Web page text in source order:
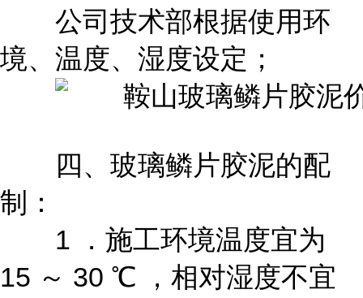
公司技术部根据使用环
境、温度、湿度设定；
四、玻璃鳞片胶泥的配
制：
1 ．施工环境温度宜为
15 ～ 30 ℃ ，相对湿度不宜